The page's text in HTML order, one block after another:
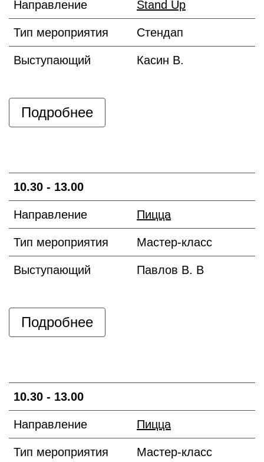
Направление Stand Up
Тип мероприятия Стендап
Выступающий Касин В.
Подробнее
10.30 - 13.00
Направление Пицца
Тип мероприятия Мастер-класс
Выступающий Павлов В. В
Подробнее
10.30 - 13.00
Направление Пицца
Тип мероприятия Мастер-класс